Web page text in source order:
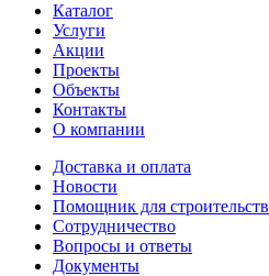
Каталог
Услуги
Акции
Проекты
Объекты
Контакты
О компании
Доставка и оплата
Новости
Помощник для
Сотрудничество
Вопросы и ответы
Документы